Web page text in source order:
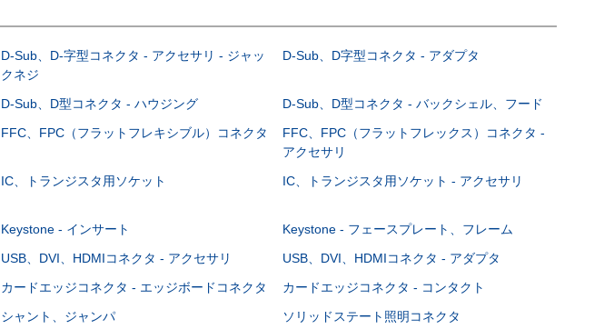
D-Sub、D-字型コネクタ - アクセサリ - ジャッ
クネジ
D-Sub、D字型コネクタ - アダプタ
D-Sub、D型コネクタ - ハウジング
D-Sub、D型コネクタ - バックシェル、フード
FFC、FPC（フラットフレキシブル）コネクタ
FFC、FPC（フラットフレックス）コネクタ -
アクセサリ
IC、トランジスタ用ソケット IC、トランジスタ用ソケット - アクセサリ
Keystone - インサート
Keystone - フェースプレート、フレーム
USB、DVI、HDMIコネクタ - アクセサリ
USB、DVI、HDMIコネクタ - アダプタ
カードエッジコネクタ - エッジボードコネクタ
カードエッジコネクタ - コンタクト
シャント、ジャンパ
ソリッドステート照明コネクタ